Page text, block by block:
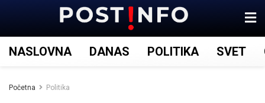
NASLOVNA DANAS POLITIKA SVET
Početna Politika